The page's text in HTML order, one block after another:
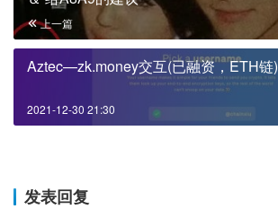
上一篇
Aztec—zk.money交互(已融资，ETH链)
2021-12-30 21:30
发表回复